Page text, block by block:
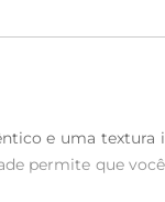
e uma
permite que